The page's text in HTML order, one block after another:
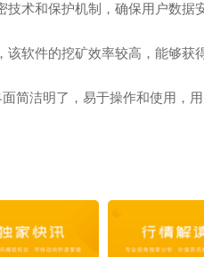
术和保护机制，确保用户数据
软件的挖矿效率较高，能够获
简洁明了，易于操作和使用，用